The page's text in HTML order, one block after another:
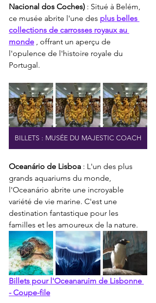
Nacional dos Coches) : Situé à Belém,
ce musée abrite l'une des plus belles
collections de carrosses royaux au
monde , offrant un aperçu de
l'opulence de l'histoire royale du
Portugal.
BILLETS : MUSÉE DU MAJESTIC COACH
Oceanário de Lisboa : L'un des plus
grands aquariums du monde,
l'Oceanário abrite une incroyable
variété de vie marine. C'est une
destination fantastique pour les
familles et les amoureux de la nature.
Billets pour l'Oceanaruim de Lisbonne
- Coupe-file